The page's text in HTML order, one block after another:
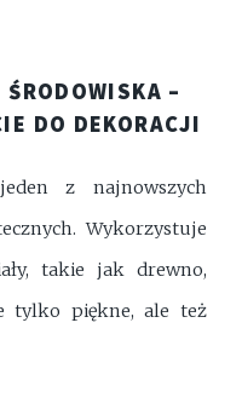
–
DO DEKORACJI
z najnowszych
Wykorzystuje
takie jak drewno,
tylko piękne, ale też